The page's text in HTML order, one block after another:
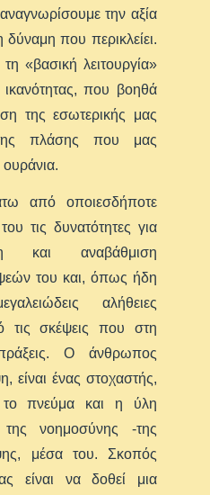
την αξία
που περικλείει.
«βασική λειτουργία»
ικανότητας, που βοηθά
της εσωτερικής μας
πλάσης που μας
ουράνια.
από οποιεσδήποτε
τις δυνατότητες για
και αναβάθμιση
του και, όπως ήδη
αλήθειες
τις σκέψεις που στη
πράξεις. Ο άνθρωπος
είναι ένας στοχαστής,
πνεύμα και η ύλη
νοημοσύνης -της
μέσα του. Σκοπός
είναι να δοθεί μια